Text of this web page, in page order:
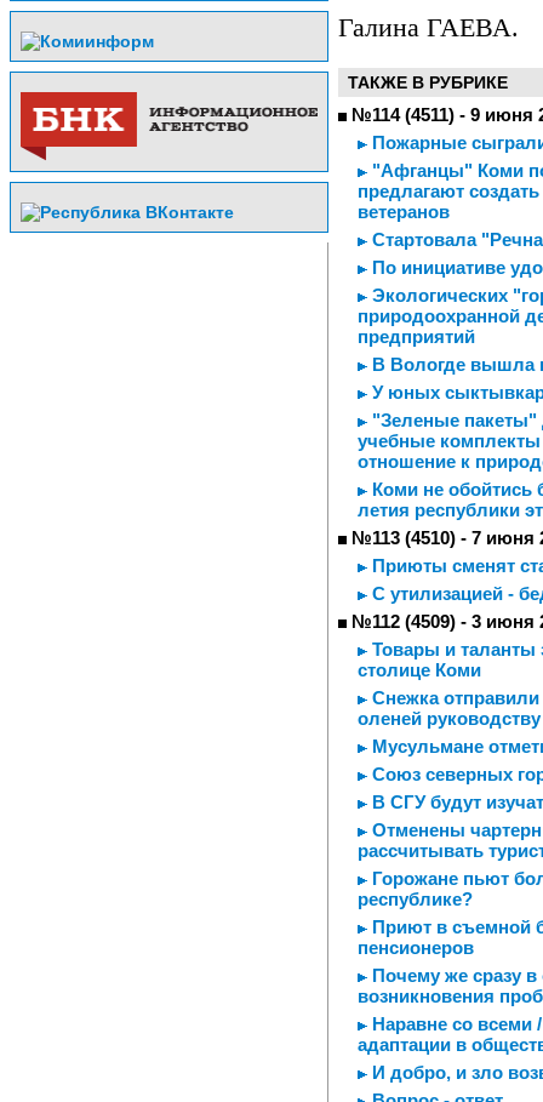
Галина ГАЕВА.
ТАКЖЕ В РУБРИКЕ
№114 (4511) - 9 июня
Пожарные
"Афганцы" Коми
предлагают
ветеранов
Стартовала
По инициативе
Экологических
природоохранной
предприятий
В Вологде вышла
У юных
"Зеленые пакеты"
учебные комплекты
отношение к
Коми не обойтись
летия республики
№113 (4510) - 7 июня
Приюты сменят
С утилизацией -
№112 (4509) - 3 июня
Товары и таланты
столице Коми
Снежка
оленей
Мусульмане
Союз северных
В СГУ будут
Отменены
рассчитывать
Горожане пьют
республике?
Приют в съемной
пенсионеров
Почему же сразу
возникновения
Наравне со всеми
адаптации в
И добро, и зло